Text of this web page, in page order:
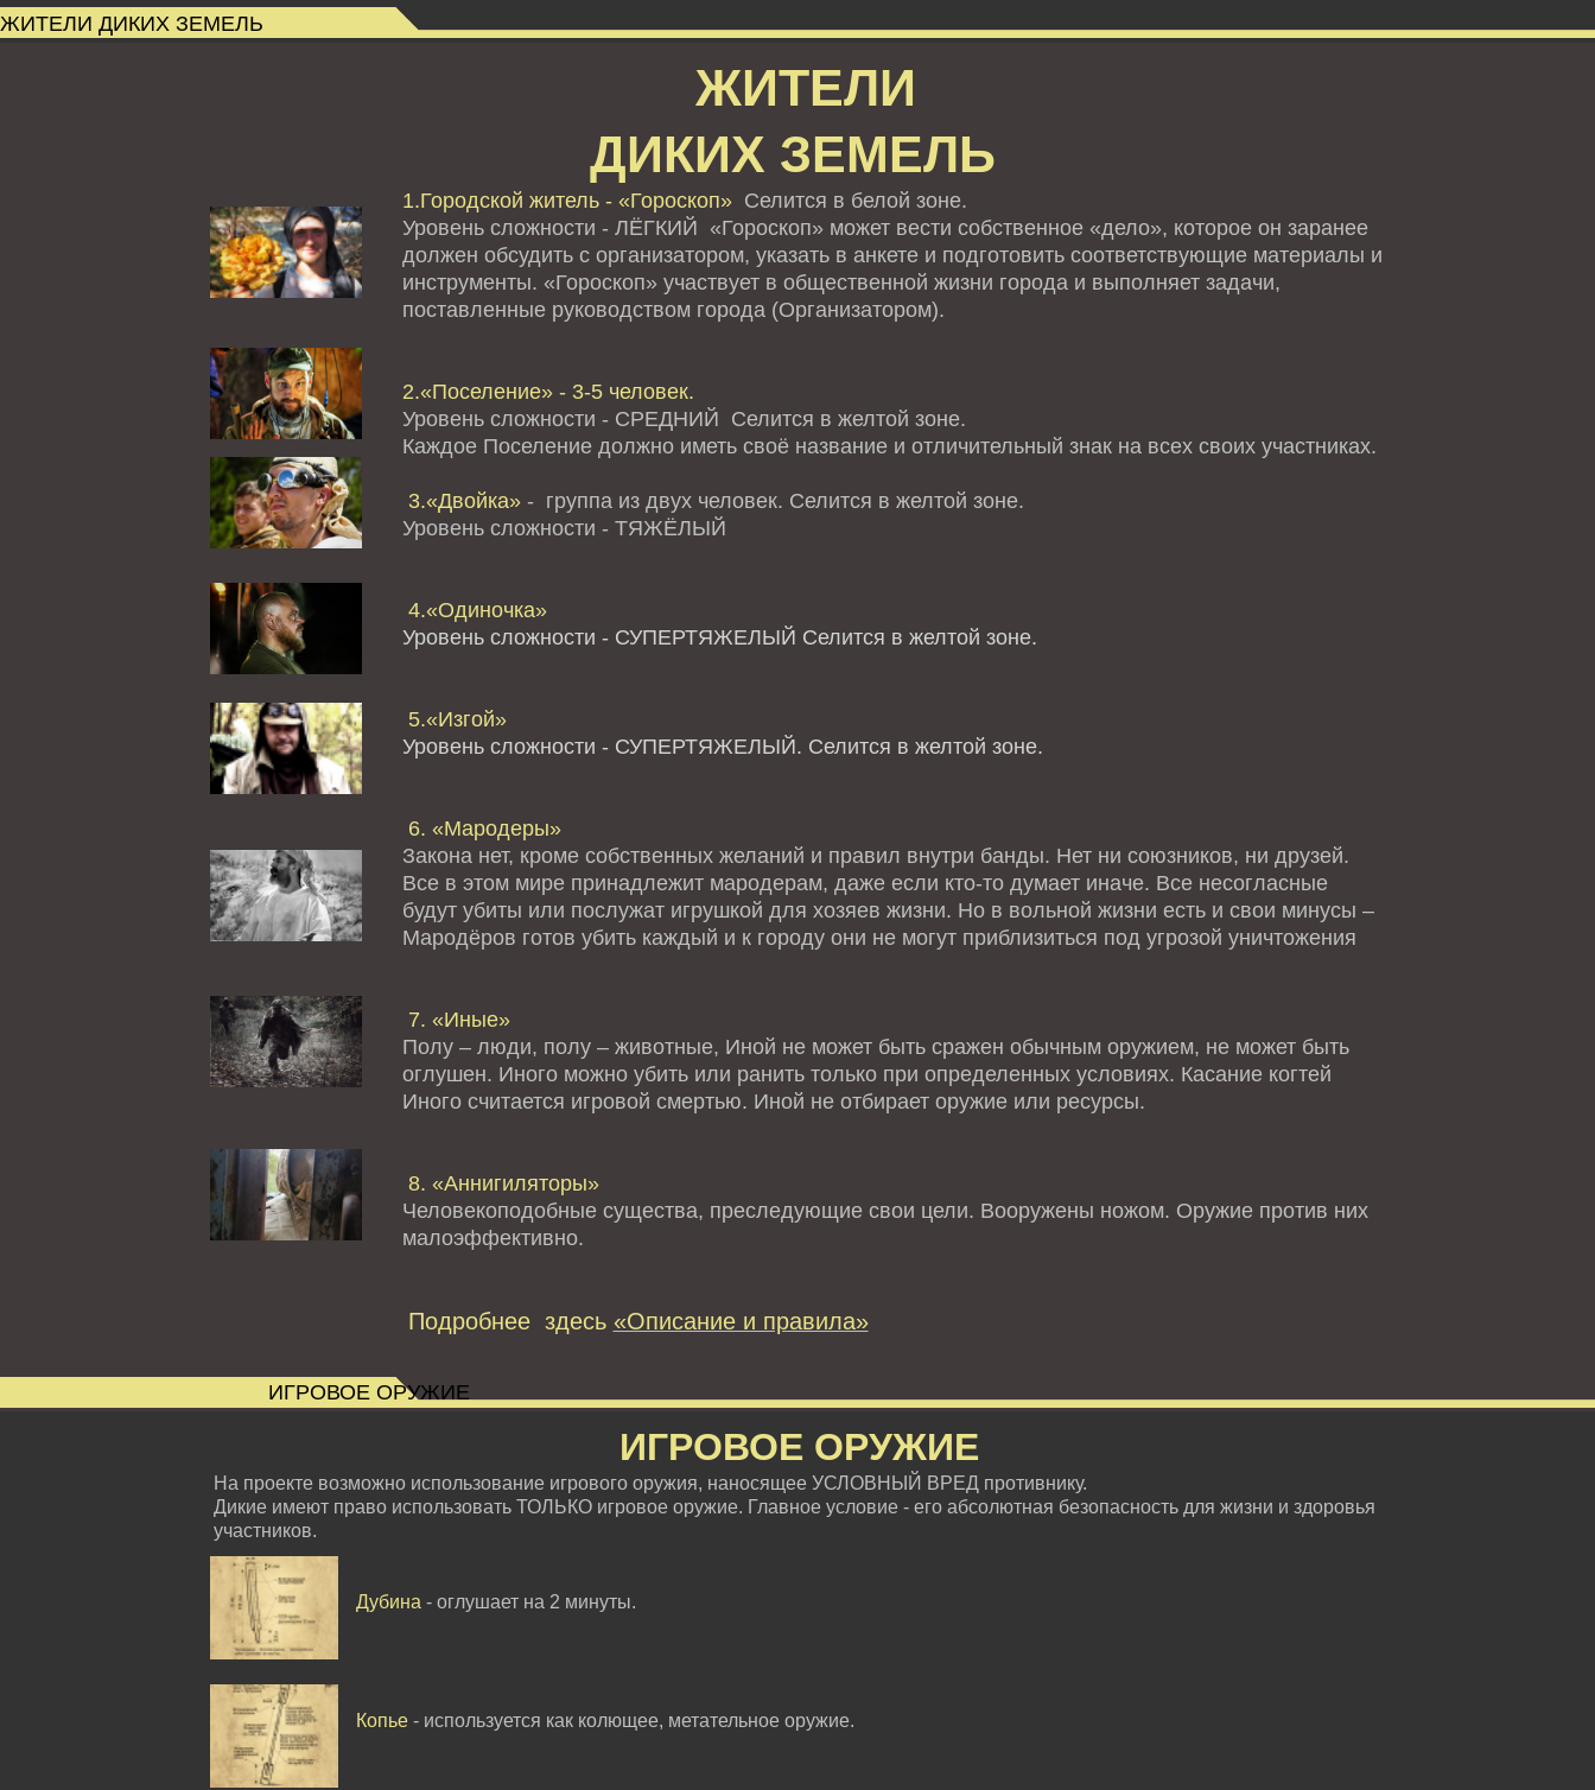
ЖИТЕЛИ ДИКИХ ЗЕМЕЛЬ
ЖИТЕЛИ
ДИКИХ ЗЕМЕЛЬ
1.Городской житель - «Гороскоп»Селится в белой зоне.
Уровень сложности - ЛЁГКИЙ «Гороскоп» может вести собственное «дело», которое он заранее
должен обсудить с организатором, указать в анкете и подготовить соответствующие материалы и
инструменты. «Гороскоп» участвует в общественной жизни города и выполняет задачи,
поставленные руководством города (Организатором).
2.«Поселение» - 3-5 человек.
Уровень сложности - СРЕДНИЙ Селится в желтой зоне.
Каждое Поселение должно иметь своё название и отличительный знак на всех своих участниках.
3.«Двойка»- группа из двух человек. Селится в желтой зоне.
Уровень сложности - ТЯЖЁЛЫЙ
4.«Одиночка»
Уровень сложности - СУПЕРТЯЖЕЛЫЙ Селится в желтой зоне.
5.«Изгой»
Уровень сложности - СУПЕРТЯЖЕЛЫЙ. Селится в желтой зоне.
6. «Мародеры»
Закона нет, кроме собственных желаний и правил внутри банды. Нет ни союзников, ни друзей.
Все в этом мире принадлежит мародерам, даже если кто-то думает иначе. Все несогласные
будут убиты или послужат игрушкой для хозяев жизни. Но в вольной жизни есть и свои минусы –
Мародёров готов убить каждый и к городу они не могут приблизиться под угрозой уничтожения
7. «Иные»
Полу – люди, полу – животные, Иной не может быть сражен обычным оружием, не может быть
оглушен. Иного можно убить или ранить только при определенных условиях. Касание когтей
Иного считается игровой смертью. Иной не отбирает оружие или ресурсы.
8. «Аннигиляторы»
Человекоподобные существа, преследующие свои цели. Вооружены ножом. Оружие против них
малоэффективно.
Подробнее здесь «Описание и правила»
ИГРОВОЕ ОРУЖИЕ
На проекте возможно использование игрового оружия, наносящее УСЛОВНЫЙ ВРЕД противнику.
Дикие имеют право использовать ТОЛЬКО игровое оружие. Главное условие - его абсолютная безопасность для жизни и здоровья
участников.
Дубина - оглушает на 2 минуты.
Копье - используется как колющее, метательное оружие.
ИГРОВОЕ ОРУЖИЕ